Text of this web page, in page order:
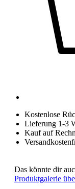
Kostenlose
Lieferung 1-3
Kauf auf
Das könnte dir
Produktgalerie